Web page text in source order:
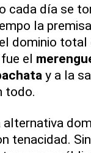
cada día se
la
dominio
el
y a la
todo.
alternativa
tenacidad.